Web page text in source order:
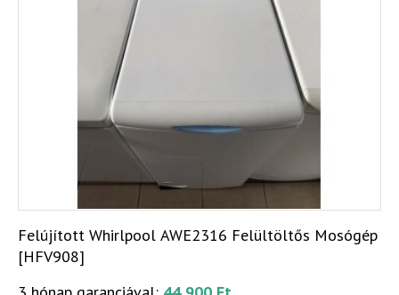
Felújított Whirlpool AWE2316 Felültöltős Mosógép
[HFV908]